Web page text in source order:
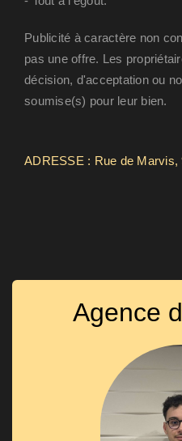
Publicité à caractère non
pas une offre. Les
décision, d'acceptation ou
soumise(s) pour leur bien.
ADRESSE : Rue de Marvis,
Agence